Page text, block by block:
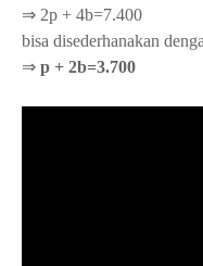
⇒ 2p + 4b=7.400
bisa disederhanakan
⇒ p + 2b=3.700